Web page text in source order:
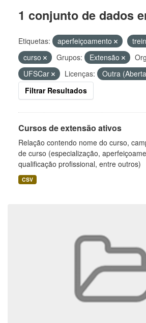
1 conjunto de dados
Etiquetas: aperfeiçoamento
curso
Grupos: Extensão
UFSCar
Licenças:
Outra
Filtrar Resultados
Cursos de extensão ativos
Relação contendo nome do curso,
de curso (especialização,
qualificação profissional, entre outros)
CSV